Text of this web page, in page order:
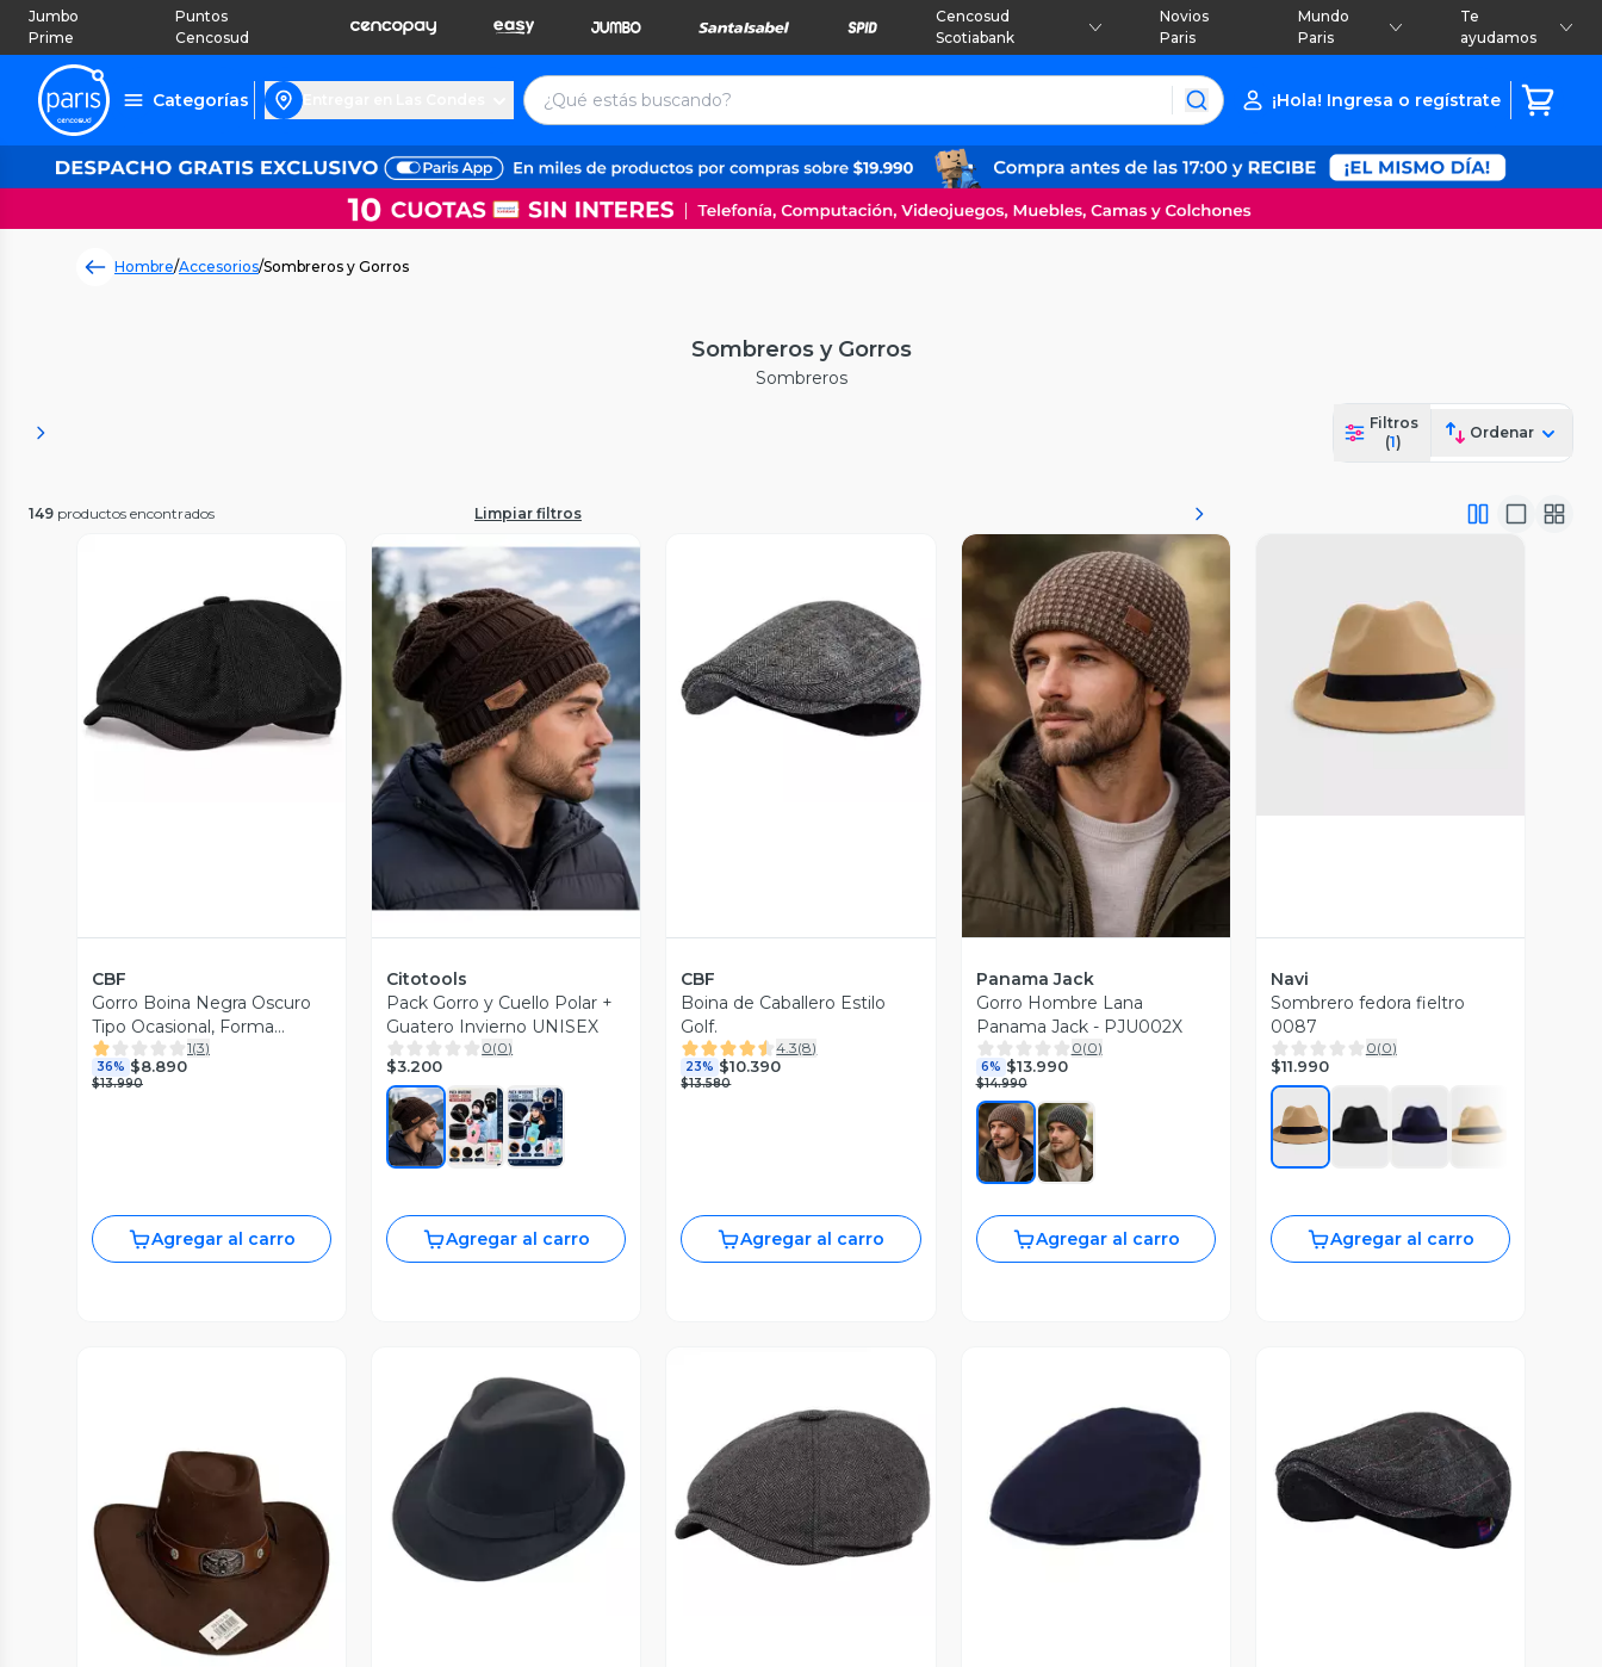
Jumbo
Prime
Puntos
Cencosud
Cencosud
Scotiabank
Novios
Paris
Mundo
Paris
Te
ayudamos
Categorías ¡Hola! Ingresa o regístrate
Hombre/Accesorios/Sombreros y Gorros
Sombreros y Gorros
Sombreros
Filtros
(1)
Ordenar
149 productos encontrados Limpiar filtros
Vista Previa
CBF
Gorro Boina Negra Oscuro
Tipo Ocasional, Forma
Octogonal Negra
1(3)
36% $8.890
$13.990
Agregar al carro
Vista Previa
Citotools
Pack Gorro y Cuello Polar +
Guatero Invierno UNISEX
0(0)
$3.200
Agregar al carro
Vista Previa
CBF
Boina de Caballero Estilo
Golf.
4.3(8)
23% $10.390
$13.580
Agregar al carro
Vista Previa
Panama Jack
Gorro Hombre Lana
Panama Jack - PJU002X
0(0)
6% $13.990
$14.990
Agregar al carro
Vista Previa
Navi
Sombrero fedora fieltro
0087
0(0)
$11.990
Agregar al carro
Vista Previa
Vista Previa Vista Previa